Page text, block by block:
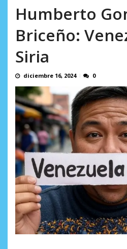
AGOSTO 6, 2026
Humberto
Briceño:
Siria
diciembre 16, 2024 0